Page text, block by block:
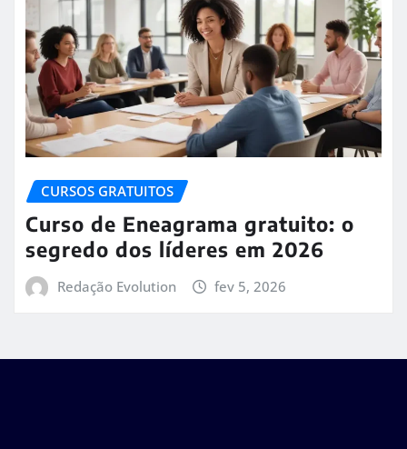
CURSOS GRATUITOS
Curso de Eneagrama gratuito: o
segredo dos líderes em 2026
Redação Evolution fev 5, 2026